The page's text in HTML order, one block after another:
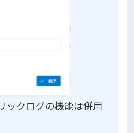
ックログの機能は併用